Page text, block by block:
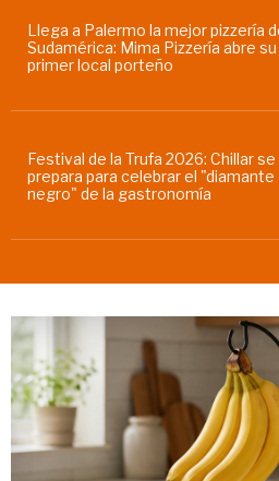
Llega a Palermo la mejor pizzería
Sudamérica: Mima Pizzería abre su
primer local porteño
Festival de la Trufa 2026: Chillar se
prepara para celebrar el "diamante
negro" de la gastronomía